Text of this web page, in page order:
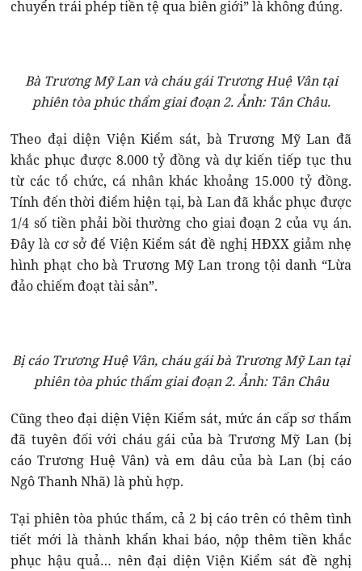
chuyển trái phép tiền tệ qua biên giới” là không đúng.
Bà Trương Mỹ Lan và cháu gái Trương Huệ Vân tại
phiên tòa phúc thẩm giai đoạn 2. Ảnh: Tân Châu.
Theo đại diện Viện Kiểm sát, bà Trương Mỹ Lan đã
khắc phục được 8.000 tỷ đồng và dự kiến tiếp tục thu
từ các tổ chức, cá nhân khác khoảng 15.000 tỷ đồng.
Tính đến thời điểm hiện tại, bà Lan đã khắc phục được
1/4 số tiền phải bồi thường cho giai đoạn 2 của vụ án.
Đây là cơ sở để Viện Kiểm sát đề nghị HĐXX giảm nhẹ
hình phạt cho bà Trương Mỹ Lan trong tội danh “Lừa
đảo chiếm đoạt tài sản”.
Bị cáo Trương Huệ Vân, cháu gái bà Trương Mỹ Lan tại
phiên tòa phúc thẩm giai đoạn 2. Ảnh: Tân Châu
Cũng theo đại diện Viện Kiểm sát, mức án cấp sơ thẩm
đã tuyên đối với cháu gái của bà Trương Mỹ Lan (bị
cáo Trương Huệ Vân) và em dâu của bà Lan (bị cáo
Ngô Thanh Nhã) là phù hợp.
Tại phiên tòa phúc thẩm, cả 2 bị cáo trên có thêm tình
tiết mới là thành khẩn khai báo, nộp thêm tiền khắc
phục hậu quả… nên đại diện Viện Kiểm sát đề nghị